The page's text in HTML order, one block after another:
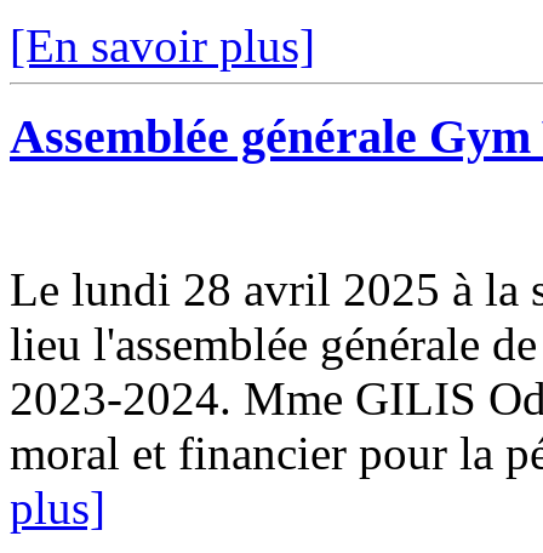
[En savoir plus]
Assemblée générale
Le lundi 28 avril 2025 à la
lieu l'assemblée générale
2023-2024. Mme GILIS
moral et financier pour la
plus]